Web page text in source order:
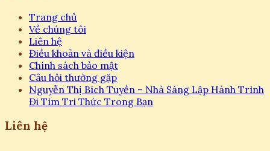
Trang chủ
Về chúng tôi
Liên hệ
Điều khoản và điều kiện
Chính sách bảo mật
Câu hỏi thường gặp
Nguyễn Thị Bích Tuyền – Nhà Sáng Lập Hành Trình
Đi Tìm Tri Thức Trong Bạn
Liên hệ